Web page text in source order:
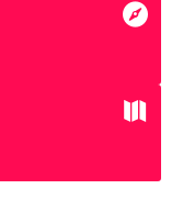

